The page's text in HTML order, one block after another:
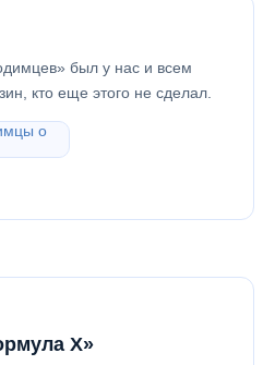
был у нас и всем
кто еще этого не сделал.
Х»